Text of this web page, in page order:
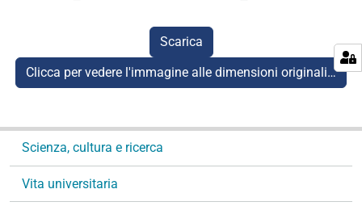
Scarica
Clicca per vedere l'immagine alle dimensioni originali…
i
Scienza, cultura e ricerca
Vita universitaria